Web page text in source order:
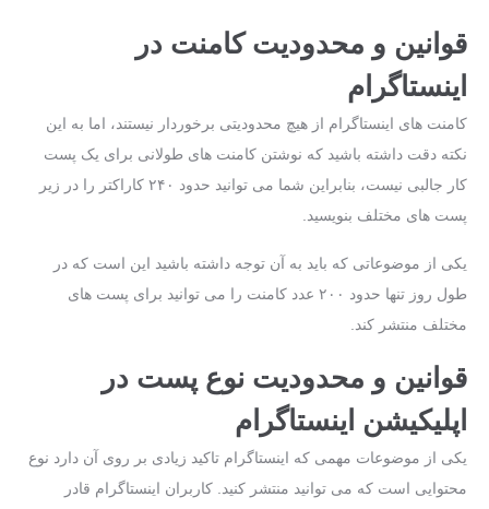
قوانین و محدودیت کامنت در
اینستاگرام
کامنت‌ های اینستاگرام از هیچ محدودیتی برخوردار نیستند، اما به این
نکته دقت داشته باشید که نوشتن کامنت‌ های طولانی برای یک پست
کار جالبی نیست، بنابراین شما می‌ توانید حدود ۲۴۰ کاراکتر را در زیر
پست ‌های مختلف بنویسید.
یکی از موضوعاتی که باید به آن توجه داشته باشید این است که در
طول روز تنها حدود ۲۰۰ عدد کامنت را می ‌توانید برای پست ‌های
مختلف منتشر کند.
قوانین و محدودیت نوع پست در
اپلیکیشن اینستاگرام
یکی از موضوعات مهمی که اینستاگرام تاکید زیادی بر روی آن دارد نوع
محتوایی است که می‌ توانید منتشر کنید. کاربران اینستاگرام قادر